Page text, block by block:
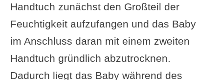
Handtuch zunächst den Großteil der
Feuchtigkeit aufzufangen und das Baby
im Anschluss daran mit einem zweiten
Handtuch gründlich abzutrocknen.
Dadurch liegt das Baby während des